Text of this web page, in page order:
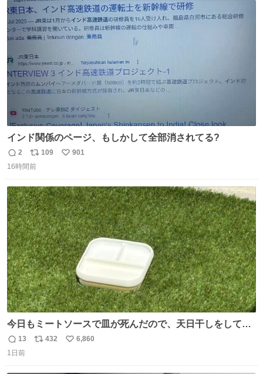
数
数
インド関係のページ、もしかして全部消されてる?
返
信
2
リ
ポ
ト
数
109
い
数
901
16時間前
今日もミートソースで皿が死んだので、天日干しをしてい
ます🍝 ありがとう先人の知恵
返
信
13
リ
432
い
6,860
1日前